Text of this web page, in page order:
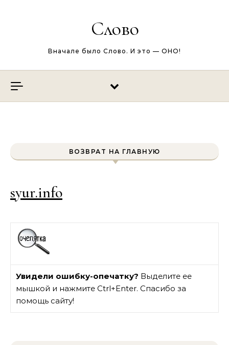
Слово
Вначале было Слово. И это — ОНО!
ВОЗВРАТ НА ГЛАВНУЮ
syur.info
Увидели ошибку-опечатку? Выделите ее
мышкой и нажмите Ctrl+Enter. Спасибо за
помощь сайту!